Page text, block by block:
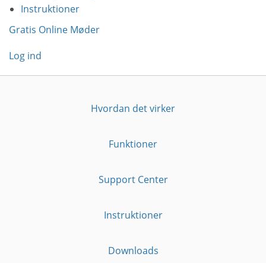
Instruktioner
Gratis Online Møder
Log ind
Hvordan det virker
Funktioner
Support Center
Instruktioner
Downloads